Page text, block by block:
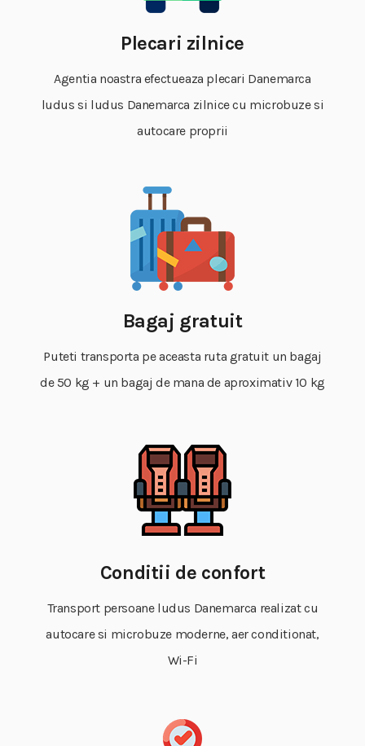
Plecari zilnice
Agentia noastra efectueaza plecari Danemarca
ludus si ludus Danemarca zilnice cu microbuze si
autocare proprii
Bagaj gratuit
Puteti transporta pe aceasta ruta gratuit un bagaj
de 50 kg + un bagaj de mana de aproximativ 10 kg
Conditii de confort
Transport persoane ludus Danemarca realizat cu
autocare si microbuze moderne, aer conditionat,
Wi-Fi